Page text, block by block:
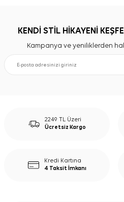
KENDİ STİL HİKAYENİ
Kampanya ve yeniliklerden
2249 TL Üzeri
Ücretsiz Kargo
Kredi Kartına
4 Taksit İmkanı